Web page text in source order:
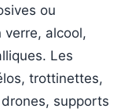
ou
alcool,
Les
trottinettes,
supports